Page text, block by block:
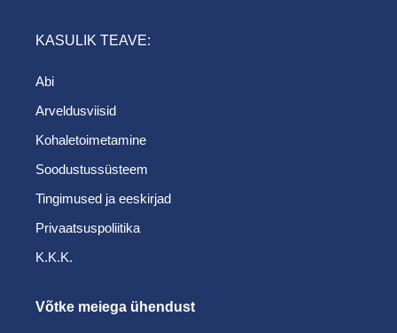
KASULIK TEAVE:
Abi
Arveldusviisid
Kohaletoimetamine
Soodustussüsteem
Tingimused ja eeskirjad
Privaatsuspoliitika
K.K.K.
Võtke meiega ühendust